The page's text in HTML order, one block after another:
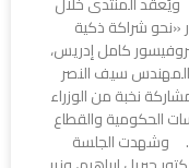
2026 تحت شعار «نحو شراكة ذكية
كامل إدريس،
سيف النصر
نخبة من الوزراء
الحكومية والقطاع
وشهدت الجلسة